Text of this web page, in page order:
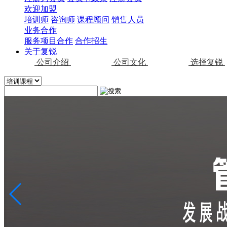
欢迎加盟
培训师 咨询师 课程顾问 销售人员
业务合作
服务项目合作 合作招生
关于复锐
公司介绍
公司文化 选择复锐